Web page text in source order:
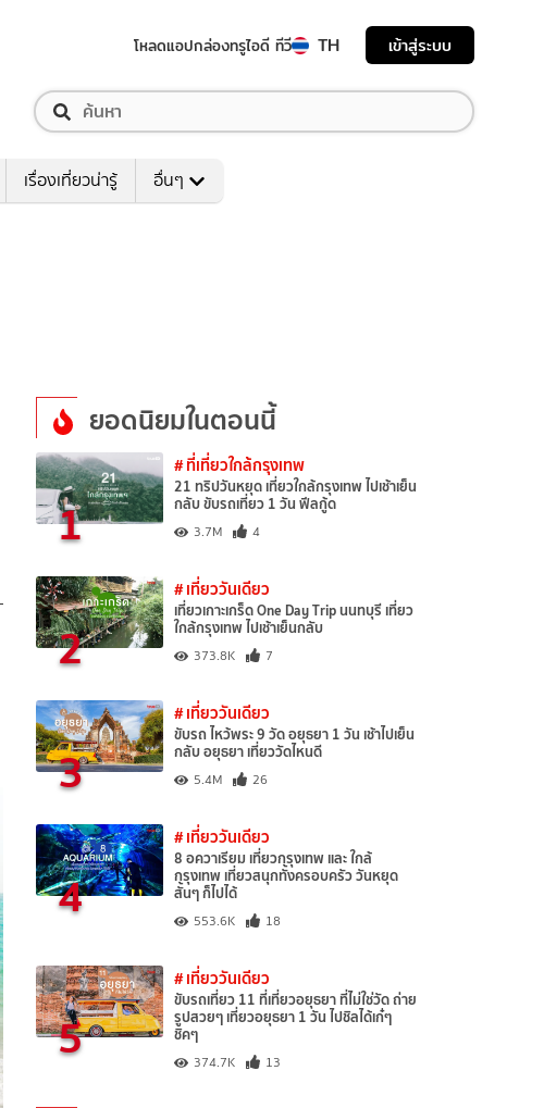
โหลดแอปกล่องทรูไอดี ทีวี TH เข้าสู่ระบบ
เรื่องเที่ยวน่ารู้ อื่นๆ
ยอดนิยมในตอนนี้
1
# ที่เที่ยวใกล้กรุงเทพ
21 ทริปวันหยุด เที่ยวใกล้กรุงเทพ ไปเช้าเย็น
กลับ ขับรถเที่ยว 1 วัน ฟีลกู้ด
3.7M 4
2
# เที่ยววันเดียว
เที่ยวเกาะเกร็ด One Day Trip นนทบุรี เที่ยว
ใกล้กรุงเทพ ไปเช้าเย็นกลับ
373.8K 7
3
# เที่ยววันเดียว
ขับรถ ไหว้พระ 9 วัด อยุธยา 1 วัน เช้าไปเย็น
กลับ อยุธยา เที่ยววัดไหนดี
5.4M 26
4
# เที่ยววันเดียว
8 อควาเรียม เที่ยวกรุงเทพ และ ใกล้
กรุงเทพ เที่ยวสนุกทั้งครอบครัว วันหยุด
สั้นๆ ก็ไปได้
553.6K 18
5
# เที่ยววันเดียว
ขับรถเที่ยว 11 ที่เที่ยวอยุธยา ที่ไม่ใช่วัด ถ่าย
รูปสวยๆ เที่ยวอยุธยา 1 วัน ไปชิลได้เก๋ๆ
ชิคๆ
374.7K 13